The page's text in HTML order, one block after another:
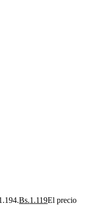
Bs.1.119El precio